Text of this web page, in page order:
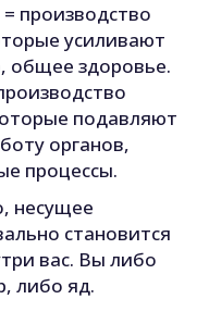
производство
усиливают
общее здоровье.
подавляют
органов,
процессы.
несущее
становится
вас. Вы либо
либо яд.